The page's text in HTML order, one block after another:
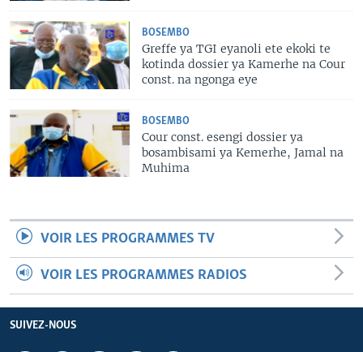
BOSEMBO
Greffe ya TGI eyanoli ete ekoki te
kotinda dossier ya Kamerhe na Cour
const. na ngonga eye
BOSEMBO
Cour const. esengi dossier ya
bosambisami ya Kemerhe, Jamal na
Muhima
VOIR LES PROGRAMMES TV
VOIR LES PROGRAMMES RADIOS
SUIVEZ-NOUS